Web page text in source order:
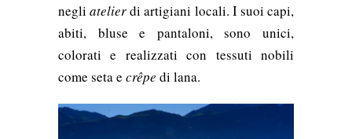
negliatelierdi artigiani locali. I suoi capi,
abiti, bluse e pantaloni, sono unici,
colorati e realizzati con tessuti nobili
come seta e crêpe di lana.